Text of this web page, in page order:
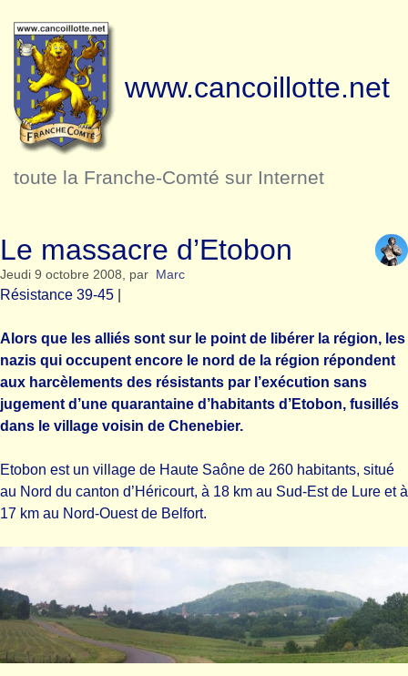
www.cancoillotte.net
toute la Franche-Comté sur Internet
Le massacre d’Etobon
Jeudi 9 octobre 2008, par Marc
Résistance 39-45
Alors que les alliés sont sur le point de libérer la région, les
nazis qui occupent encore le nord de la région répondent
aux harcèlements des résistants par l’exécution sans
jugement d’une quarantaine d’habitants d’Etobon, fusillés
dans le village voisin de Chenebier.
Etobon est un village de Haute Saône de 260 habitants, situé
au Nord du canton d’Héricourt, à 18 km au Sud-Est de Lure et à
17 km au Nord-Ouest de Belfort.